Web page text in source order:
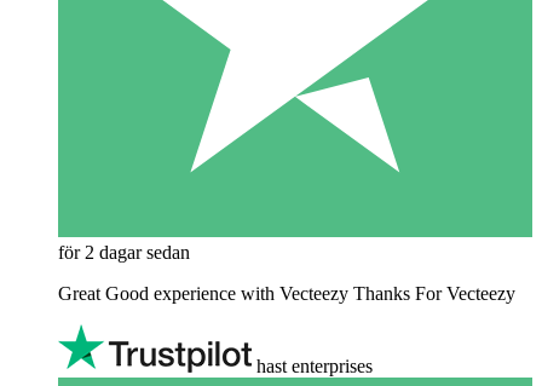
för 2 dagar sedan
Great Good experience with Vecteezy Thanks For Vecteezy
hast enterprises